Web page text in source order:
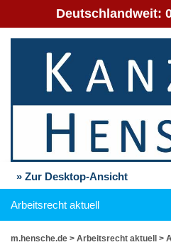
Deutschlandweit:
» Zur Desktop-Ansicht
Arbeitsrecht aktuell
m.hensche.de > Arbeitsrecht aktuell >